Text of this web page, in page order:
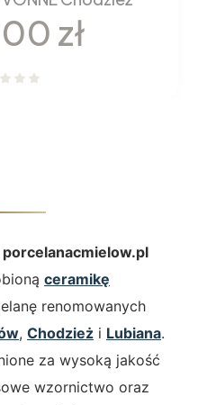
zł
ceramikę
renomowanych
, Chodzież i Lubiana.
za wysoką jakość
wzornictwo oraz